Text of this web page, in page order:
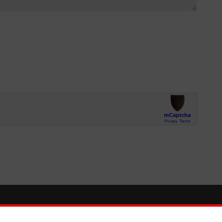
So finden Sie uns